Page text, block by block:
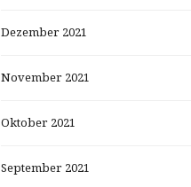
Dezember 2021
November 2021
Oktober 2021
September 2021